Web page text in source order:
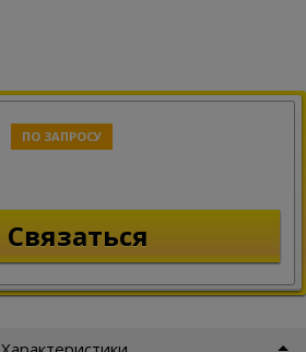
ПО ЗАПРОСУ
Связаться